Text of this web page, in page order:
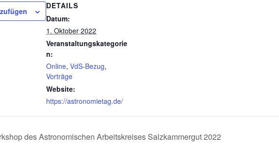
DETAILS
Datum:
1. Oktober 2022
Veranstaltungskategorie
n:
Online, VdS-Bezug,
Vorträge
Website:
https://astronomietag.de/
des Astronomischen Arbeitskreises Salzkammergut 2022